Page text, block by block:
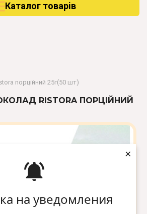
на уведомления
×
Каталог товарiв
порційний 25г(50 шт)
RISTORA ПОРЦІЙНИЙ